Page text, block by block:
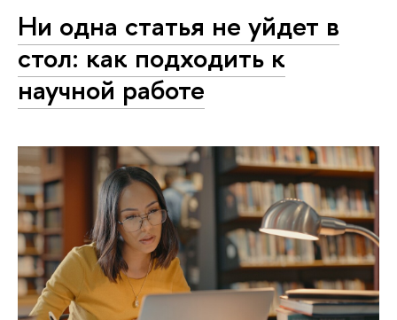
Ни одна статья не уйдет в
стол: как подходить к
научной работе